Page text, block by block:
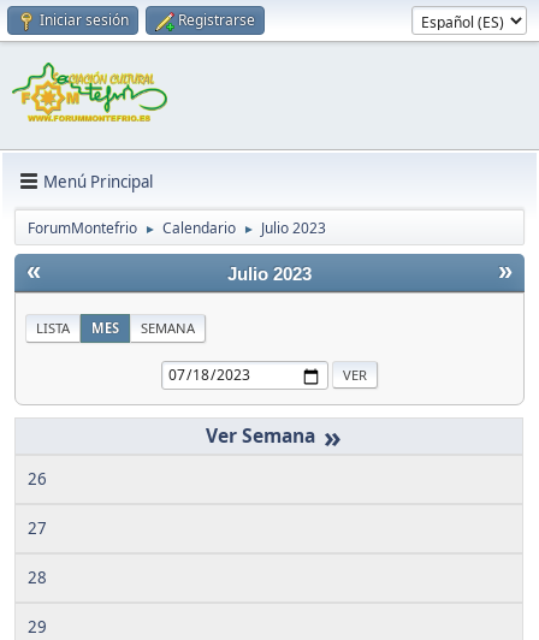
Iniciar sesión Registrarse
Menú Principal
ForumMontefrio ► Calendario ► Julio 2023
« »
Julio 2023
LISTA MES SEMANA
»
26
27
28
29